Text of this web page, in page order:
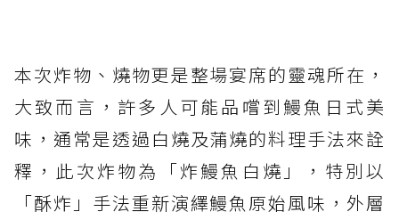
本次炸物、燒物更是整場宴席的靈魂所在，
大致而言，許多人可能品嚐到鰻魚日式美
味，通常是透過白燒及蒲燒的料理手法來詮
釋，此次炸物為「炸鰻魚白燒」，特別以
「酥炸」手法重新演繹鰻魚原始風味，外層